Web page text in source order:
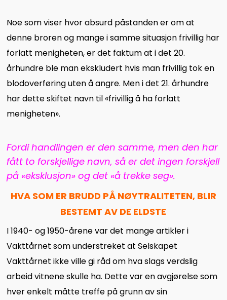
Noe som viser hvor absurd påstanden er om at
denne broren og mange i samme situasjon frivillig har
forlatt menigheten, er det faktum at i det 20.
århundre ble man ekskludert hvis man frivillig tok en
blodoverføring uten å angre. Men i det 21. århundre
har dette skiftet navn til «frivillig å ha forlatt
menigheten».
Fordi handlingen er den samme, men den har
fått to forskjellige navn, så er det ingen forskjell
på «eksklusjon» og det «å trekke seg».
HVA SOM ER BRUDD PÅ NØYTRALITETEN, BLIR
BESTEMT AV DE ELDSTE
I 1940- og 1950-årene var det mange artikler i
Vakttårnet som understreket at Selskapet
Vakttårnet ikke ville gi råd om hva slags verdslig
arbeid vitnene skulle ha. Dette var en avgjørelse som
hver enkelt måtte treffe på grunn av sin